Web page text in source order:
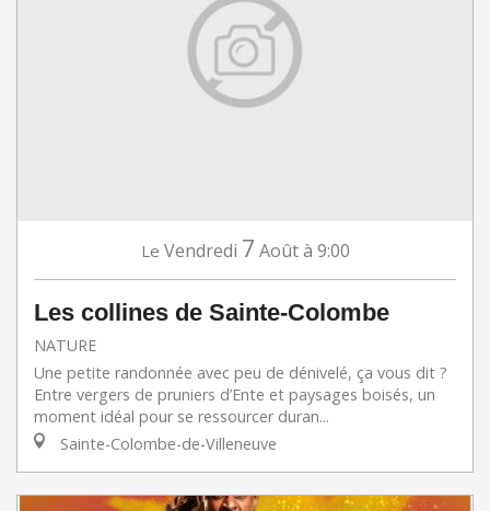
Le Vendredi 7 Août à 9:00
Les collines de Sainte-Colombe
NATURE
Une petite randonnée avec peu de dénivelé, ça vous dit ?
Entre vergers de pruniers d’Ente et paysages boisés, un
moment idéal pour se ressourcer duran...
Sainte-Colombe-de-Villeneuve